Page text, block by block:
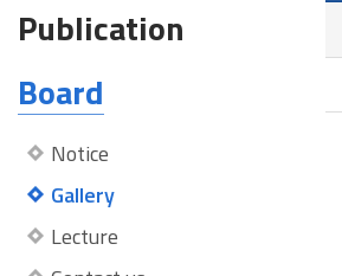
Publication
Board
Notice
Gallery
Lecture